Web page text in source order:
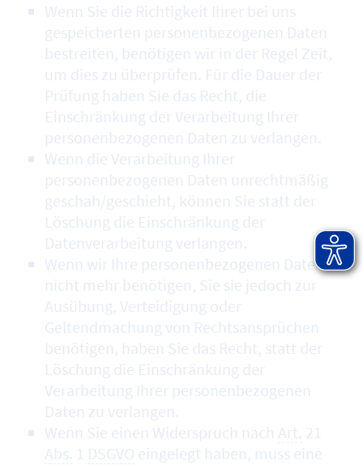
Wenn Sie die Richtigkeit Ihrer bei uns
gespeicherten personenbezogenen Daten
bestreiten, benötigen wir in der Regel Zeit,
um dies zu überprüfen. Für die Dauer der
Prüfung haben Sie das Recht, die
Einschränkung der Verarbeitung Ihrer
personenbezogenen Daten zu verlangen.
Wenn die Verarbeitung Ihrer
personenbezogenen Daten unrechtmäßig
geschah/geschieht, können Sie statt der
Löschung die Einschränkung der
Datenverarbeitung verlangen.
Wenn wir Ihre personenbezogenen Daten
nicht mehr benötigen, Sie sie jedoch zur
Ausübung, Verteidigung oder
Geltendmachung von Rechtsansprüchen
benötigen, haben Sie das Recht, statt der
Löschung die Einschränkung der
Verarbeitung Ihrer personenbezogenen
Daten zu verlangen.
Wenn Sie einen Widerspruch nach Art. 21
Abs. 1 DSGVO eingelegt haben, muss eine